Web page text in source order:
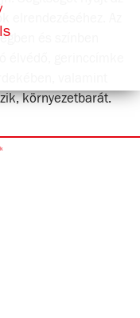
elrendezéséhez. Az
és színben
környezetbarát.